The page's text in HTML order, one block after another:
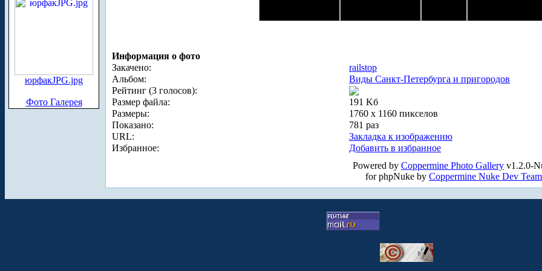
юрфакJPG.jpg
Фото Галерея
Информация о фото
Закачено:
railstop
Альбом:
Виды Санкт-Петербурга и пригородов
Рейтинг (3 голосов):
Размер файла:
191 Kб
Размеры:
1760 x 1160 пикселов
Показано:
781 раз
URL:
Закладка к изображению
Избранное:
Добавить в избранное
Powered by Coppermine Photo Gallery v1.2.0-
for phpNuke by Coppermine Nuke Dev Team